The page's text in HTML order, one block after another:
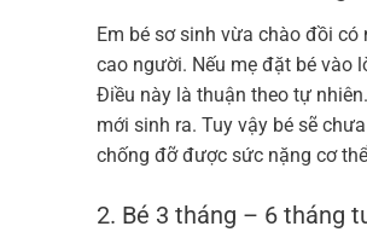
Em bé sơ sinh vừa chào đồi
cao người. Nếu mẹ đặt bé vào
Điều này là thuận theo tự
mới sinh ra. Tuy vậy bé sẽ
chống đỡ được sức nặng cơ
2. Bé 3 tháng – 6 tháng